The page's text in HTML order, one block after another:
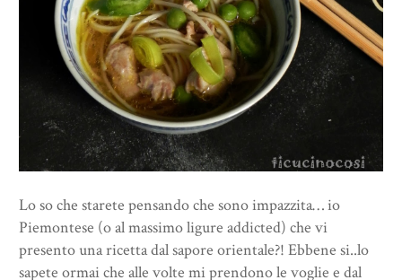
Lo so che starete pensando che sono impazzita… io
Piemontese (o al massimo ligure addicted) che vi
presento una ricetta dal sapore orientale?! Ebbene si..lo
sapete ormai che alle volte mi prendono le voglie e dal